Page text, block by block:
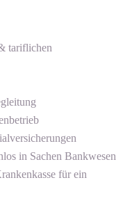
tariflichen
in Sachen Bankwesen
für ein